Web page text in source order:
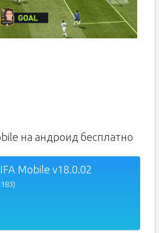
на андроид бесплатно
Mobile v18.0.02